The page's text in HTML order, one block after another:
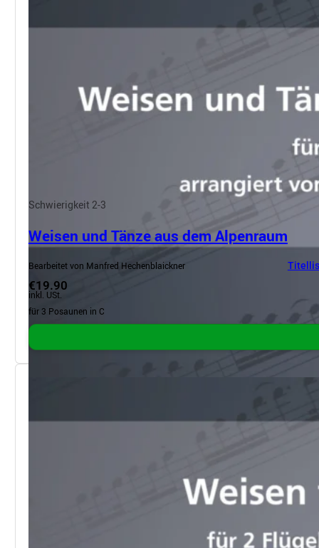
Schwierigkeit 2-3
Weisen und Tänze aus dem Alpenraum
Bearbeitet von Manfred Hechenblaickner
€19.90
inkl. USt.
für 3 Posaunen in C